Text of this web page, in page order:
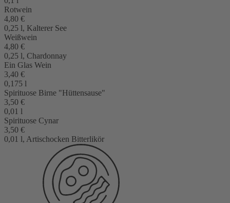
Rotwein
4,80 €
0,25 l, Kalterer See
Weißwein
4,80 €
0,25 l, Chardonnay
Ein Glas Wein
3,40 €
0,175 l
Spirituose Birne "Hüttensause"
3,50 €
0,01 l
Spirituose Cynar
3,50 €
0,01 l, Artischocken Bitterlikör